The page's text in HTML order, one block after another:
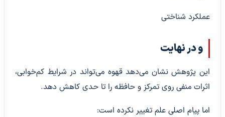
عملکرد شناختی
و در نهایت
این پژوهش نشان می‌دهد قهوه می‌تواند در شرایط کم‌خوابی،
اثرات منفی روی تمرکز و حافظه را تا حدی کاهش دهد.
اما پیام اصلی علم تغییر نکرده است: